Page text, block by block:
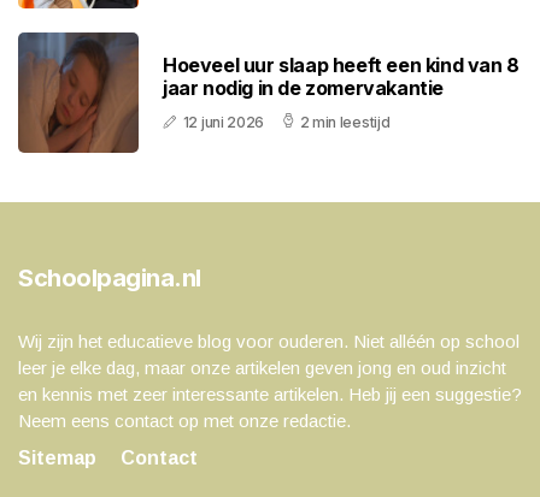
Hoeveel uur slaap heeft een kind van 8
jaar nodig in de zomervakantie
12 juni 2026 2 min leestijd
Schoolpagina.nl
Wij zijn het educatieve blog voor ouderen. Niet alléén op school
leer je elke dag, maar onze artikelen geven jong en oud inzicht
en kennis met zeer interessante artikelen. Heb jij een suggestie?
Neem eens contact op met onze redactie.
Sitemap
Contact